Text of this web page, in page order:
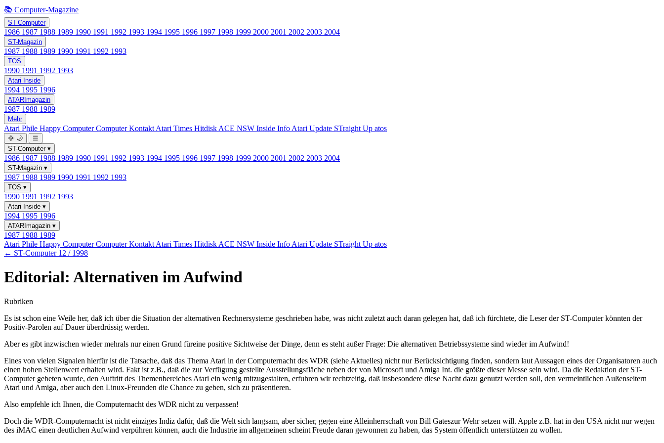
📚 Computer-Magazine
ST-Computer
1986 1987 1988 1989 1990 1991 1992 1993 1994 1995 1996 1997 1998 1999 2000 2001 2002 2003 2004
ST-Magazin
1987 1988 1989 1990 1991 1992 1993
TOS
1990 1991 1992 1993
Atari Inside
1994 1995 1996
ATARImagazin
1987 1988 1989
Mehr
Atari Phile Happy ComputerComputer Kontakt Atari Times Hitdisk ACE NSW Inside Info Atari Update STraight Up atos
🌞 🌙
☰
ST-Computer ▾
1986 1987 1988 1989 1990 1991 1992 1993 1994 1995 1996 1997 1998 1999 2000 2001 2002 2003 2004
ST-Magazin ▾
1987 1988 1989 1990 1991 1992 1993
TOS ▾
1990 1991 1992 1993
Atari Inside ▾
1994 1995 1996
ATARImagazin ▾
1987 1988 1989
Atari Phile Happy ComputerComputer Kontakt Atari Times Hitdisk ACE NSW Inside Info Atari Update STraight Up atos
← ST-Computer 12 / 1998
Editorial: Alternativen im Aufwind
Rubriken
Es ist schon eine Weile her, daß ich über die Situation der alternativen Rechnersysteme geschrieben habe, was nicht zuletzt auch daran gelegen hat, daß ich fürchtete, die Leser der ST-Computer könnten der
Positiv-Parolen auf Dauer überdrüssig werden.
Aber es gibt inzwischen wieder mehrals nur einen Grund füreine positive Sichtweise der Dinge, denn es steht außer Frage: Die alternativen Betriebssysteme sind wieder im Aufwind!
Eines von vielen Signalen hierfür ist die Tatsache, daß das Thema Atari in der Computernacht des WDR (siehe Aktuelles) nicht nur Berücksichtigung finden, sondern laut Aussagen eines der Organisatoren auch
einen hohen Stellenwert erhalten wird. Fakt ist z.B., daß die zur Verfügung gestellte Ausstellungsfläche neben der von Microsoft und Amiga Int. die größte dieser Messe sein wird. Da die Redaktion der ST-
Computer gebeten wurde, den Auftritt des Themenbereiches Atari ein wenig mitzugestalten, erfuhren wir rechtzeitig, daß insbesondere diese Nacht dazu genutzt werden soll, den vermeintlichen Außenseitern
Atari und Amiga, aber auch den Linux-Freunden die Chance zu geben, sich zu präsentieren.
Also empfehle ich Ihnen, die Computernacht des WDR nicht zu verpassen!
Doch die WDR-Computernacht ist nicht einziges Indiz dafür, daß die Welt sich langsam, aber sicher, gegen eine Alleinherrschaft von Bill Gateszur Wehr setzen will. Apple z.B. hat in den USA nicht nur wegen
des iMAC einen deutlichen Aufwind verpühren können, auch die Industrie im allgemeinen scheint Freude daran gewonnen zu haben, das System öffentlich unterstützen zu wollen.